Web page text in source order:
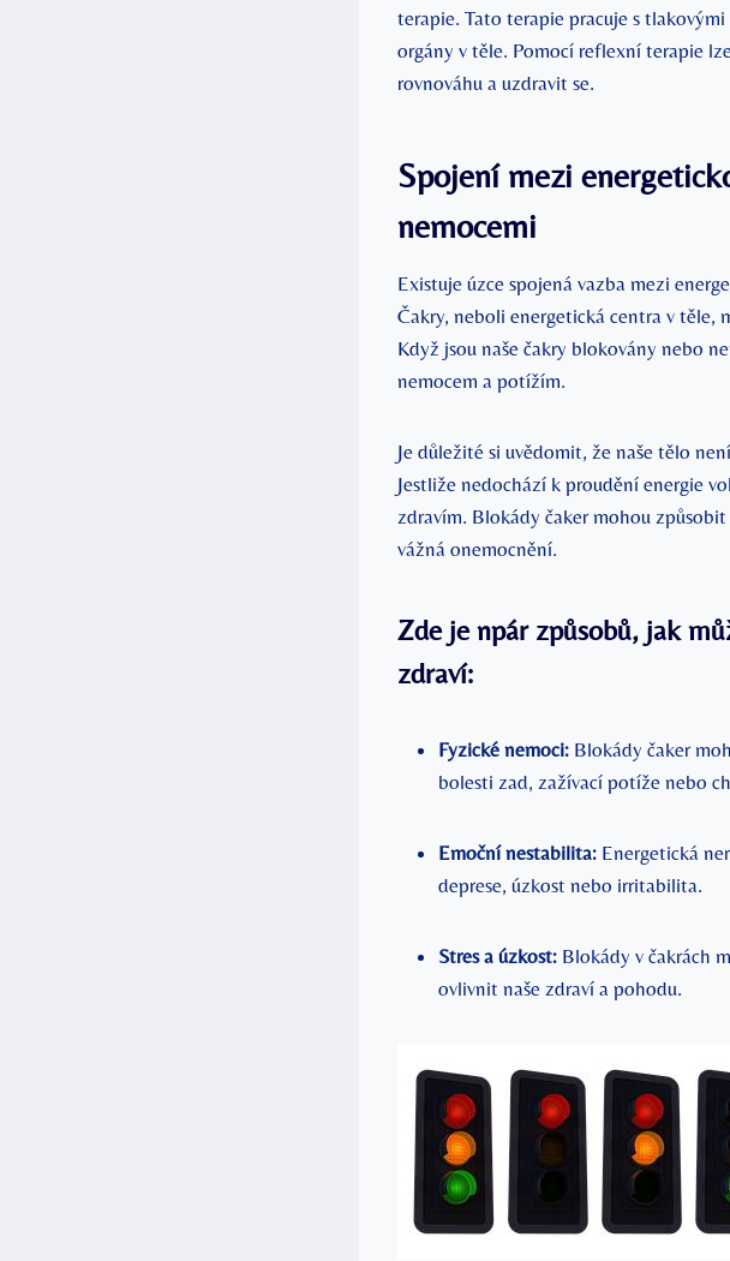
terapie. Tato terapie pracuje s
orgány v těle. Pomocí reflexní terapie
rovnováhu a uzdravit se.
Spojení mezi
nemocemi
Existuje úzce spojená vazba mezi
Čakry, neboli energetická centra v těle,
Když jsou naše čakry blokovány nebo
nemocem a potížím.
Je důležité si uvědomit, že naše tělo
Jestliže nedochází k proudění energie
zdravím. Blokády čaker mohou
vážná onemocnění.
Zde je npár způsobů, jak
zdraví:
Fyzické nemoci: Blokády čaker
bolesti zad, zažívací potíže nebo
Emoční nestabilita: Energetická
deprese, úzkost nebo irritabilita.
Stres a úzkost: Blokády v čakrách
ovlivnit naše zdraví a pohodu.